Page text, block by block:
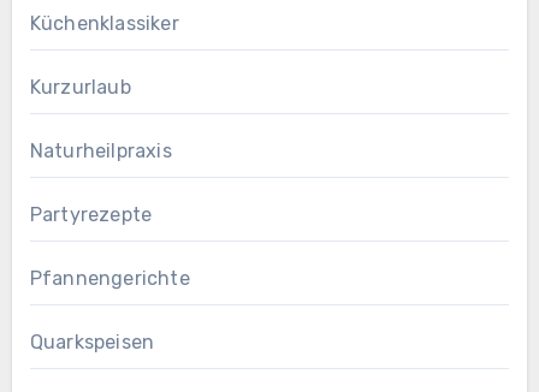
Küchenklassiker
Kurzurlaub
Naturheilpraxis
Partyrezepte
Pfannengerichte
Quarkspeisen